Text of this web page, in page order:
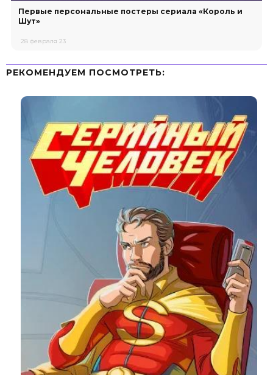
Первые персональные постеры сериала «Король и
Шут»
28 февраля 23
РЕКОМЕНДУЕМ ПОСМОТРЕТЬ: